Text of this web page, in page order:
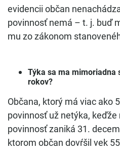
evidencii občan
povinnosť nemá – t. j. buď
mu zo zákonom
Týka sa ma mimoriadna
rokov?
Občana, ktorý má viac ako
povinnosť už netýka, keďže
povinnosť zaniká 31.
ktorom občan dovŕšil vek